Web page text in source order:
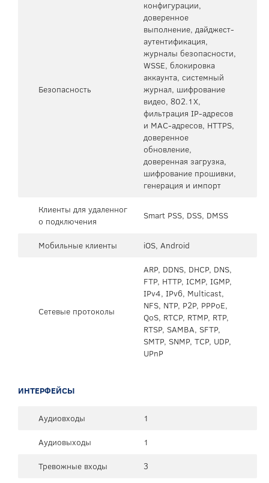
Безопасность
конфигурации,
доверенное
выполнение, дайджест-
аутентификация,
журналы безопасности,
WSSE, блокировка
аккаунта, системный
журнал, шифрование
видео, 802.1X,
фильтрация IP-адресов
и MAC-адресов, HTTPS,
доверенное
обновление,
доверенная загрузка,
шифрование прошивки,
генерация и импорт
Клиенты для удаленног
о подключения
Smart PSS, DSS, DMSS
Мобильные клиенты iOS, Android
Сетевые протоколы
ARP, DDNS, DHCP, DNS,
FTP, HTTP, ICMP, IGMP,
IPv4, IPv6, Multicast,
NFS, NTP, P2P, PPPoE,
QoS, RTCP, RTMP, RTP,
RTSP, SAMBA, SFTP,
SMTP, SNMP, TCP, UDP,
UPnP
ИНТЕРФЕЙСЫ
Аудиовходы
1
Аудиовыходы
1
Тревожные входы
3